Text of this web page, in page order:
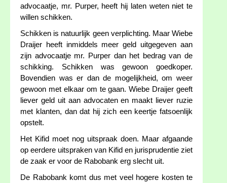
advocaatje, mr. Purper, heeft hij laten weten niet te
willen schikken.
Schikken is natuurlijk geen verplichting. Maar Wiebe
Draijer heeft inmiddels meer geld uitgegeven aan
zijn advocaatje mr. Purper dan het bedrag van de
schikking. Schikken was gewoon goedkoper.
Bovendien was er dan de mogelijkheid, om weer
gewoon met elkaar om te gaan. Wiebe Draijer geeft
liever geld uit aan advocaten en maakt liever ruzie
met klanten, dan dat hij zich een keertje fatsoenlijk
opstelt.
Het Kifid moet nog uitspraak doen. Maar afgaande
op eerdere uitspraken van Kifid en jurisprudentie ziet
de zaak er voor de Rabobank erg slecht uit.
De Rabobank komt dus met veel hogere kosten te